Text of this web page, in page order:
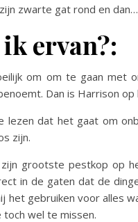
zwarte gat rond en
ervan?:
om om te gaan met
Dan is Harrison
lezen dat het gaat om
zijn.
grootste pestkop op
in de gaten dat de
het gebruiken voor alles
wel te missen.